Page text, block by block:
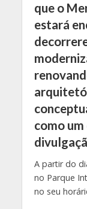
que o
estará
como
A partir do
no Parque
no seu